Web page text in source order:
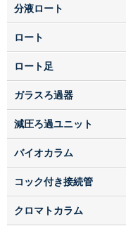
分液ロート
ロート
ロート足
ガラスろ過器
減圧ろ過ユニット
バイオカラム
コック付き接続管
クロマトカラム